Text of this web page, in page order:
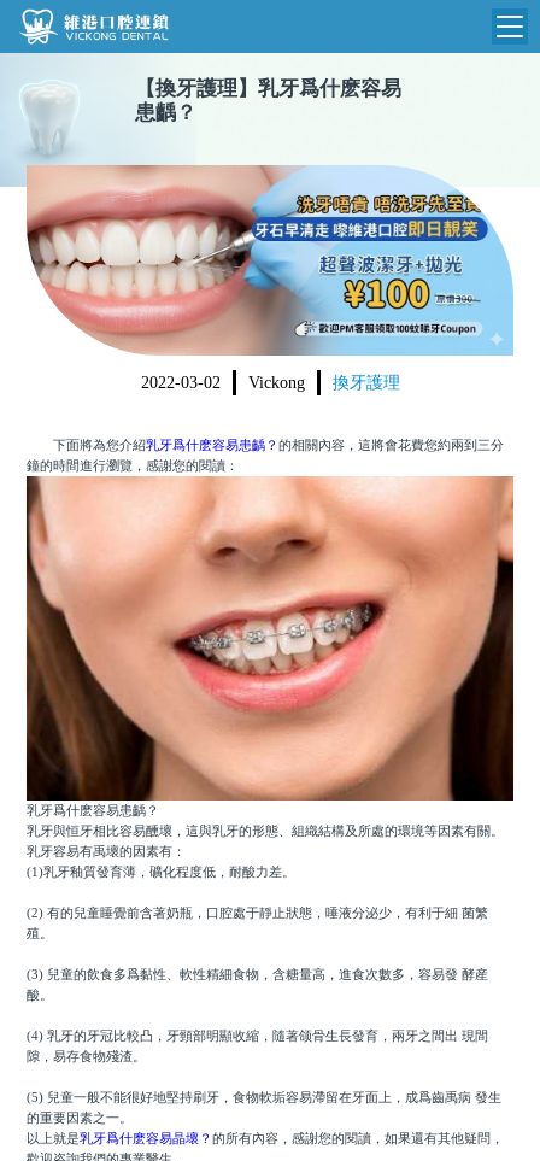
維港首頁
維港簡介
品牌介紹
環境設備
醫院新聞
收費標準
N
收費總表
植牙收費
根管收費
美學收費
常規收費
箍牙收費
醫生團隊
門診時間
【換牙護理 】 乳牙爲什麽容易
患齲？
2022-03-02 Vickong 換牙護理
下面將為您介紹乳牙爲什麽容易患齲？的相關內容，這將會花費您約兩到三分
鐘的時間進行瀏覽，感謝您的閱讀：
乳牙爲什麽容易患齲？
乳牙與恒牙相比容易醺壞，這與乳牙的形態、組織結構及所處的環境等因素有關。
乳牙容易有禹壞的因素有：
(1)乳牙釉質發育薄，礦化程度低，耐酸力差。
(2) 有的兒童睡覺前含著奶瓶，口腔處于靜止狀態，唾液分泌少，有利于細 菌繁
殖。
(3) 兒童的飲食多爲黏性、軟性精細食物，含糖量高，進食次數多，容易發 酵産
酸。
(4) 乳牙的牙冠比較凸，牙頸部明顯收縮，隨著颌骨生長發育，兩牙之間出 現間
隙，易存食物殘渣。
(5) 兒童一般不能很好地堅持刷牙，食物軟垢容易滯留在牙面上，成爲齒禹病 發生
的重要因素之一。
以上就是乳牙爲什麽容易晶壞？的所有內容，感謝您的閱讀，如果還有其他疑問，